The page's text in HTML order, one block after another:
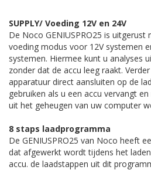
SUPPLY/ Voeding 12V en 24V
De Noco GENIUSPRO25 is uitgerust
voeding modus voor 12V systemen
systemen. Hiermee kunt u analyses
zonder dat de accu leeg raakt.
apparatuur direct aansluiten op de
gebruiken als u een accu vervangt
uit het geheugen van uw computer
8 staps laadprogramma
De GENIUSPRO25 van Noco heeft
dat afgewerkt wordt tijdens het
accu. de laadstappen uit dit